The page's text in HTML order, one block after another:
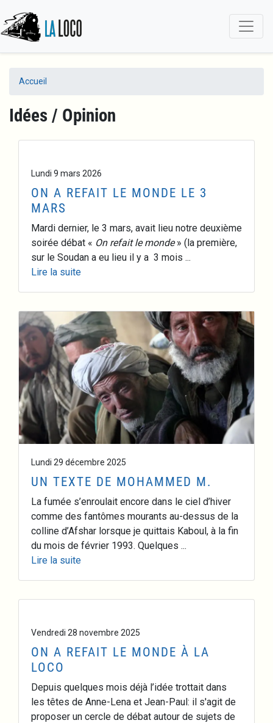
principal
Accueil
Idées / Opinion
Lundi 9 mars 2026
ON A REFAIT LE MONDE LE 3
MARS
Mardi dernier, le 3 mars, avait lieu notre deuxième
soirée débat « On refait le monde» (la première,
sur le Soudan a eu lieu il y a 3 mois ...
Lire la suite
Lundi 29 décembre 2025
UN TEXTE DE MOHAMMED M.
La fumée s’enroulait encore dans le ciel d’hiver
comme des fantômes mourants au-dessus de la
colline d’Afshar lorsque je quittais Kaboul, à la fin
du mois de février 1993. Quelques ...
Lire la suite
Vendredi 28 novembre 2025
ON A REFAIT LE MONDE À LA
LOCO
Depuis quelques mois déjà l’idée trottait dans
les têtes de Anne-Lena et Jean-Paul: il s'agit de
proposer un cercle de débat autour de sujets de